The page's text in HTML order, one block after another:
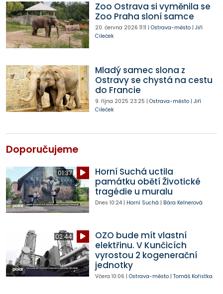
Zoo Ostrava si vyměnila se
Zoo Praha sloní samce
20. června 2026 11:11 | Ostrava-město| Jiří
Cileček
Mladý samec slona z
Ostravy se chystá na cestu
do Francie
9. října 2025 23:25 | Ostrava-město| Jiří
Cileček
Doporučujeme
01:37
Horní Suchá uctila
památku obětí Životické
tragédie u muralu
Dnes 10:24| Horní Suchá | Bára Kelnerová
02:44
OZO bude mít vlastní
elektřinu. V Kunčicích
vyrostou 2 kogenerační
jednotky
Včera 10:06 | Ostrava-město| Tomáš Kořistka